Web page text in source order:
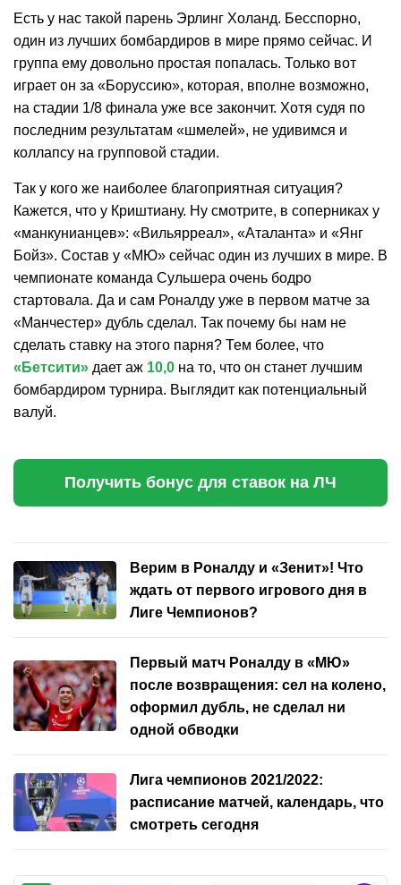
Есть у нас такой парень Эрлинг Холанд. Бесспорно,
один из лучших бомбардиров в мире прямо сейчас. И
группа ему довольно простая попалась. Только вот
играет он за «Боруссию», которая, вполне возможно,
на стадии 1/8 финала уже все закончит. Хотя судя по
последним результатам «шмелей», не удивимся и
коллапсу на групповой стадии.
Так у кого же наиболее благоприятная ситуация?
Кажется, что у Криштиану. Ну смотрите, в соперниках у
«манкунианцев»: «Вильярреал», «Аталанта» и «Янг
Бойз». Состав у «МЮ» сейчас один из лучших в мире. В
чемпионате команда Сульшера очень бодро
стартовала. Да и сам Роналду уже в первом матче за
«Манчестер» дубль сделал. Так почему бы нам не
сделать ставку на этого парня? Тем более, что
«Бетсити» дает аж 10,0 на то, что он станет лучшим
бомбардиром турнира. Выглядит как потенциальный
валуй.
Получить бонус для ставок на ЛЧ
Верим в Роналду и «Зенит»! Что
ждать от первого игрового дня в
Лиге Чемпионов?
Первый матч Роналду в «МЮ»
после возвращения: сел на колено,
оформил дубль, не сделал ни
одной обводки
Лига чемпионов 2021/2022:
расписание матчей, календарь, что
смотреть сегодня